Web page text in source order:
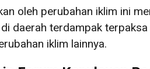
oleh perubahan iklim ini
daerah terdampak
iklim lainnya.